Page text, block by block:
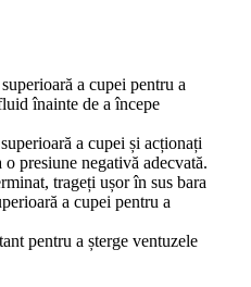
a cupei pentru a
înainte de a începe
a cupei și acționați
presiune negativă adecvată.
trageți ușor în sus bara
a cupei pentru a
pentru a șterge ventuzele